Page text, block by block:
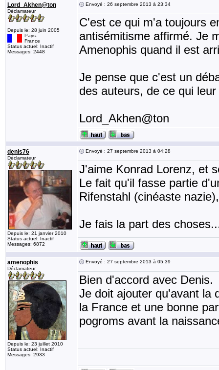
Lord_Akhen@ton
Déclamateur
Depuis le: 28 juin 2005
Pays:
France
Status actuel: Inactif
Messages: 2448
Envoyé : 26 septembre 2013 à 23:34
C'est ce qui m'a toujours
antisémitisme affirmé. Je
Amenophis quand il est
Je pense que c'est un
des auteurs, de ce qui
Lord_Akhen@ton
denis76
Déclamateur
Depuis le: 21 janvier 2010
Status actuel: Inactif
Messages: 6872
Envoyé : 27 septembre 2013 à 04:28
J'aime Konrad Lorenz, et
Le fait qu'il fasse partie
Rifenstahl (cinéaste
Je fais la part des
amenophis
Déclamateur
Depuis le: 23 juillet 2010
Status actuel: Inactif
Messages: 2933
Envoyé : 27 septembre 2013 à 05:39
Bien d'accord avec Denis.
Je doit ajouter qu'avant la
la France et une bonne
pogroms avant la